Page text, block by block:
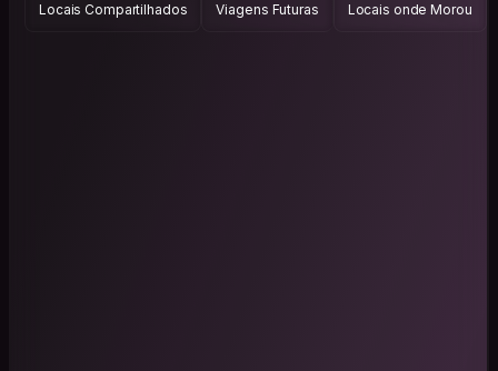
Locais Compartilhados Viagens Futuras Locais onde Morou